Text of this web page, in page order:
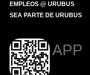
EMPLEOS @ URUBUS
SEA PARTE DE URUBUS
APP